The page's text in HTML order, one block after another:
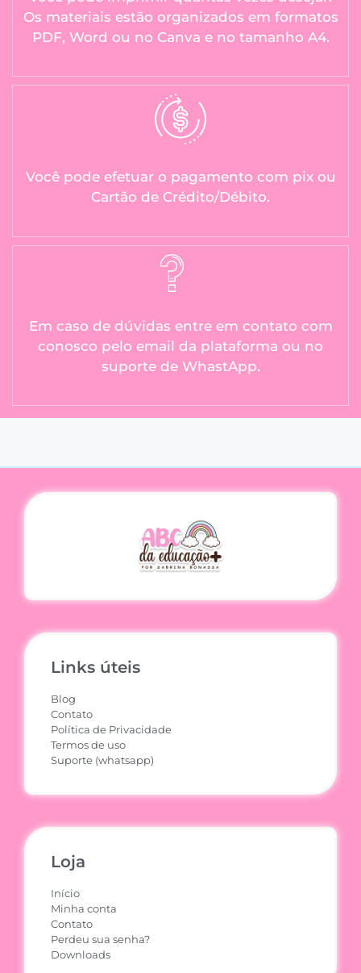
Os materiais estão organizados em formatos
PDF, Word ou no Canva e no tamanho A4.
Você pode efetuar o pagamento com pix ou
Cartão de Crédito/Débito.
Em caso de dúvidas entre em contato com
conosco pelo email da plataforma ou no
suporte de WhastApp.
Links úteis
Blog
Contato
Política de Privacidade
Termos de uso
Suporte (whatsapp)
Loja
Início
Minha conta
Contato
Perdeu sua senha?
Downloads